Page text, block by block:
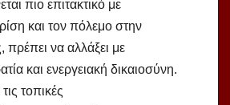
πιο επιτακτικό με
και τον πόλεμο στην
να αλλάξει με
και ενεργειακή δικαιοσύνη.
τοπικές